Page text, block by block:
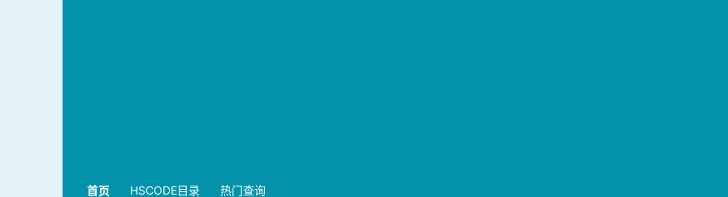
首页 HSCODE目录 热门查询